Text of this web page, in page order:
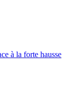
à la forte hausse